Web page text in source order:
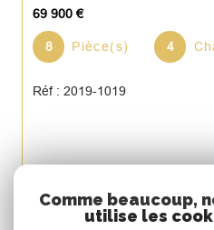
69 900 €
8 Pièce(s) 4
Réf : 2019-1019
Comme beaucoup,
utilise les